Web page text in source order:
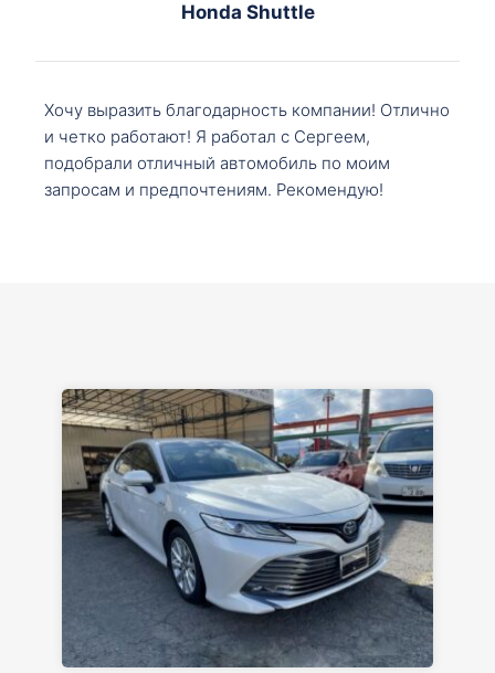
Honda Shuttle
Хочу выразить благодарность компании! Отлично
и четко работают! Я работал с Сергеем,
подобрали отличный автомобиль по моим
запросам и предпочтениям. Рекомендую!